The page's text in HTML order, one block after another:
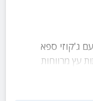
ג'קוזי ספא
עץ מרווחות
ועמדת מנגל.